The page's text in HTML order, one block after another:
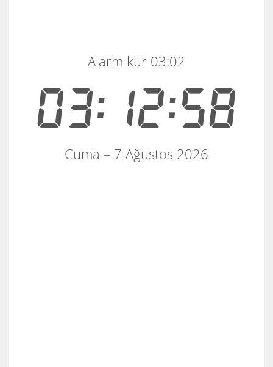
03:12:58
Alarm kur 03:02
Cuma – 7 Ağustos 2026